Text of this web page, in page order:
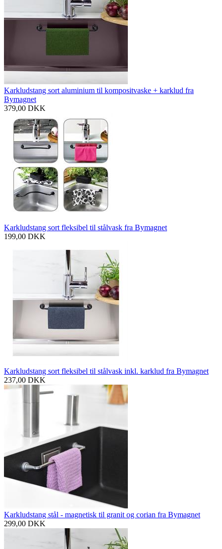
Karkludstang sort aluminium til kompositvaske + karklud fra
Bymagnet
379,00 DKK
Karkludstang sort fleksibel til stålvask fra Bymagnet
199,00 DKK
Karkludstang sort fleksibel til stålvask inkl. karklud fra Bymagnet
237,00 DKK
Karkludstang stål - magnetisk til granit og corian fra Bymagnet
299,00 DKK